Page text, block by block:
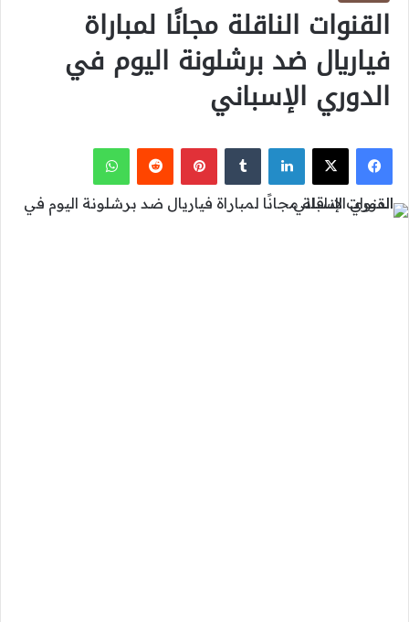
القنوات الناقلة مجانًا لمباراة
فياريال ضد برشلونة اليوم في
الدوري الإسباني
فيسبوك
‫X لينكدإن بينتيريست واتساب